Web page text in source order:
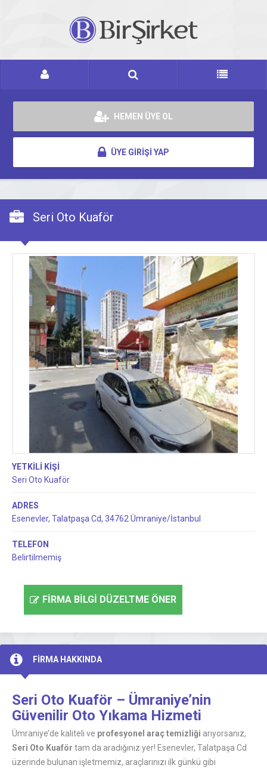
HEMEN ÜYE OL
ÜYE GİRİŞİ YAP
Seri Oto Kuaför
YETKİLİ KİŞİ
Seri Oto Kuaför
ADRES
Esenevler, Talatpaşa Cd, 34762 Ümraniye/İstanbul
TELEFON
Belirtilmemiş
FİRMA BİLGİ DÜZELTME ÖNER
FİRMA HAKKINDA
Seri Oto Kuaför – Ümraniye’nin
Güvenilir Oto Yıkama Hizmeti
Ümraniye’de kaliteli ve profesyonel araç temizliği arıyorsanız,
Seri Oto Kuaför tam da aradığınız yer! Esenevler, Talatpaşa Cd
üzerinde bulunan işletmemiz, araçlarınızı ilk günkü gibi